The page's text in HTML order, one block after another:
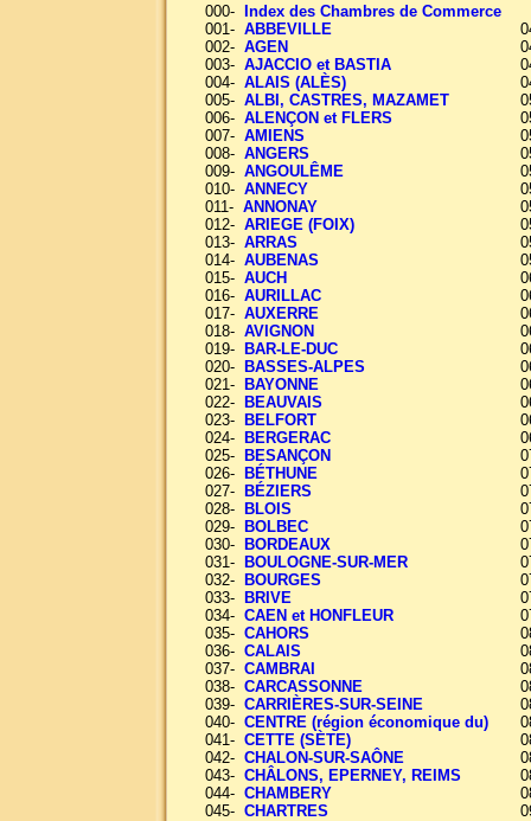
000- Index des Chambres de Commerce
001- ABBEVILLE
002- AGEN
003- AJACCIO et BASTIA
004- ALAIS (ALÈS)
005- ALBI, CASTRES, MAZAMET
006- ALENÇON et FLERS
007- AMIENS
008- ANGERS
009- ANGOULÊME
010- ANNECY
011- ANNONAY
012- ARIEGE (FOIX)
013- ARRAS
014- AUBENAS
015- AUCH
016- AURILLAC
017- AUXERRE
018- AVIGNON
019- BAR-LE-DUC
020- BASSES-ALPES
021- BAYONNE
022- BEAUVAIS
023- BELFORT
024- BERGERAC
025- BESANÇON
026- BÉTHUNE
027- BÉZIERS
028- BLOIS
029- BOLBEC
030- BORDEAUX
031- BOULOGNE-SUR-MER
032- BOURGES
033- BRIVE
034- CAEN et HONFLEUR
035- CAHORS
036- CALAIS
037- CAMBRAI
038- CARCASSONNE
039- CARRIÈRES-SUR-SEINE
040- CENTRE (région économique du)
041- CETTE (SÈTE)
042- CHALON-SUR-SAÔNE
043- CHÂLONS, EPERNEY, REIMS
044- CHAMBERY
045- CHARTRES